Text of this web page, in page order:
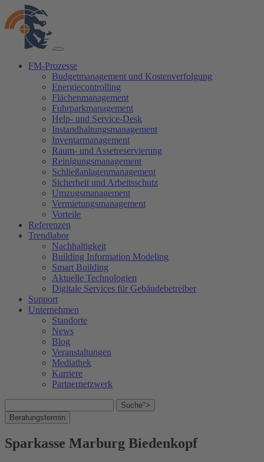
FM-Prozesse
Budgetmanagement und Kostenverfolgung
Energiecontrolling
Flächenmanagement
Fuhrparkmanagement
Help- und Service-Desk
Instandhaltungsmanagement
Inventarmanagement
Raum- und Assetreservierung
Reinigungsmanagement
Schließanlagenmanagement
Sicherheit und Arbeitsschutz
Umzugsmanagement
Vermietungsmanagement
Vorteile
Referenzen
Trendlabor
Nachhaltigkeit
Building Information Modeling
Smart Building
Aktuelle Technologien
Digitale Services für Gebäudebetreiber
Support
Unternehmen
Standorte
News
Blog
Veranstaltungen
Mediathek
Karriere
Partnernetzwerk
Suche">
Beratungstermin
Sparkasse Marburg Biedenkopf